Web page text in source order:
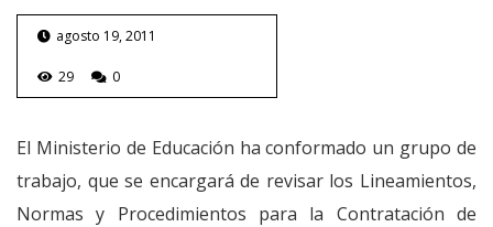
agosto 19, 2011
29 0
El Ministerio de Educación ha conformado un grupo de
trabajo, que se encargará de revisar los Lineamientos,
Normas y Procedimientos para la Contratación de